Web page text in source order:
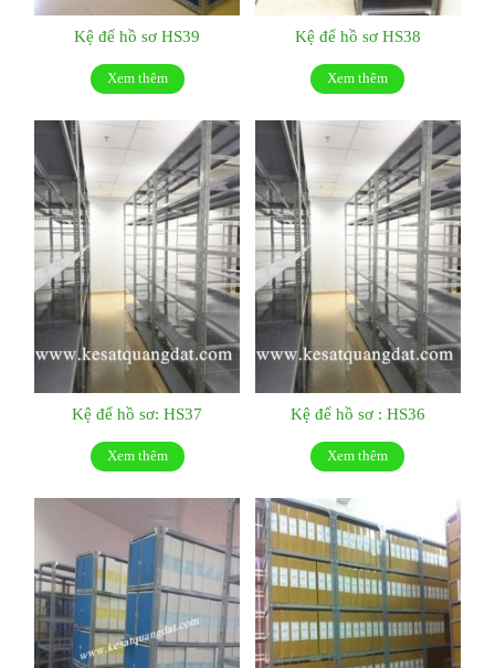
Kệ để hồ sơ HS39
Xem thêm
Kệ để hồ sơ HS38
Xem thêm
Kệ để hồ sơ: HS37
Xem thêm
Kệ để hồ sơ : HS36
Xem thêm